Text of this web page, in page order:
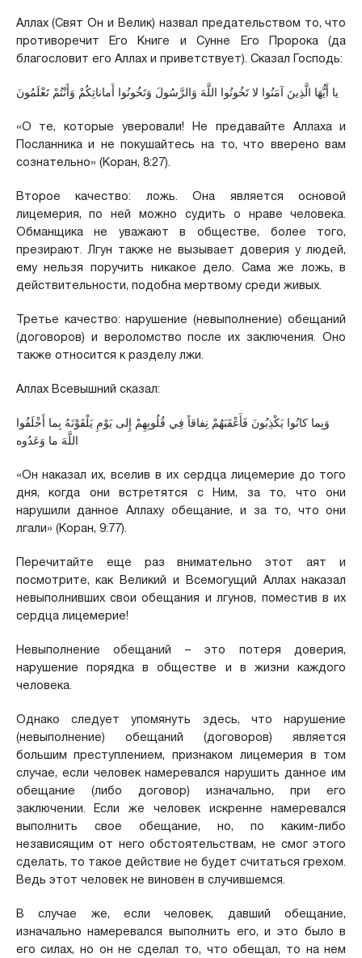
Аллах (Свят Он и Велик) назвал предательством то, что
противоречит Его Книге и Сунне Его Пророка (да
благословит его Аллах и приветствует). Сказал Господь:
يا أَيُّهَا الَّذِينَ آمَنُوا لا تَخُونُوا اللَّهَ وَالرَّسُولَ وَتَخُونُوا أَماناتِكُمْ وَأَنْتُمْ تَعْلَمُونَ
«О те, которые уверовали! Не предавайте Аллаха и
Посланника и не покушайтесь на то, что вверено вам
сознательно» (Коран, 8:27).
Второе качество: ложь. Она является основой
лицемерия, по ней можно судить о нраве человека.
Обманщика не уважают в обществе, более того,
презирают. Лгун также не вызывает доверия у людей,
ему нельзя поручить никакое дело. Сама же ложь, в
действительности, подобна мертвому среди живых.
Третье качество: нарушение (невыполнение) обещаний
(договоров) и вероломство после их заключения. Оно
также относится к разделу лжи.
Аллах Всевышний сказал:
وَبِما كانُوا يَكْذِبُونَ فَأَعْقَبَهُمْ نِفاقاً فِي قُلُوبِهِمْ إِلى يَوْمِ يَلْقَوْنَهُ بِما أَخْلَفُوا
اللَّهَ ما وَعَدُوه
«Он наказал их, вселив в их сердца лицемерие до того
дня, когда они встретятся с Ним, за то, что они
нарушили данное Аллаху обещание, и за то, что они
лгали» (Коран, 9:77).
Перечитайте еще раз внимательно этот аят и
посмотрите, как Великий и Всемогущий Аллах наказал
невыполнивших свои обещания и лгунов, поместив в их
сердца лицемерие!
Невыполнение обещаний – это потеря доверия,
нарушение порядка в обществе и в жизни каждого
человека.
Однако следует упомянуть здесь, что нарушение
(невыполнение) обещаний (договоров) является
большим преступлением, признаком лицемерия в том
случае, если человек намеревался нарушить данное им
обещание (либо договор) изначально, при его
заключении. Если же человек искренне намеревался
выполнить свое обещание, но, по каким-либо
независящим от него обстоятельствам, не смог этого
сделать, то такое действие не будет считаться грехом.
Ведь этот человек не виновен в случившемся.
В случае же, если человек, давший обещание,
изначально намеревался выполнить его, и это было в
его силах, но он не сделал то, что обещал, то на нем